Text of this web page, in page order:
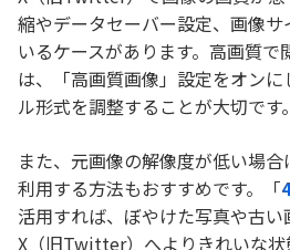
縮やデータセーバー設定、画像
いるケースがあります。高画質
は、「高画質画像」設定をオン
ル形式を調整することが大切です。
また、元画像の解像度が低い場
利用する方法もおすすめです。「
活用すれば、ぼやけた写真や古い
X（旧Twitter）へよりきれいな状